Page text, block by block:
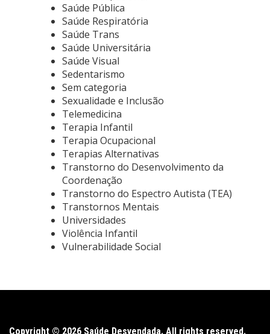
Saúde Pública
Saúde Respiratória
Saúde Trans
Saúde Universitária
Saúde Visual
Sedentarismo
Sem categoria
Sexualidade e Inclusão
Telemedicina
Terapia Infantil
Terapia Ocupacional
Terapias Alternativas
Transtorno do Desenvolvimento da
Coordenação
Transtorno do Espectro Autista (TEA)
Transtornos Mentais
Universidades
Violência Infantil
Vulnerabilidade Social
Copyright © 2026 Saúde Desvendada. All rights reserved.